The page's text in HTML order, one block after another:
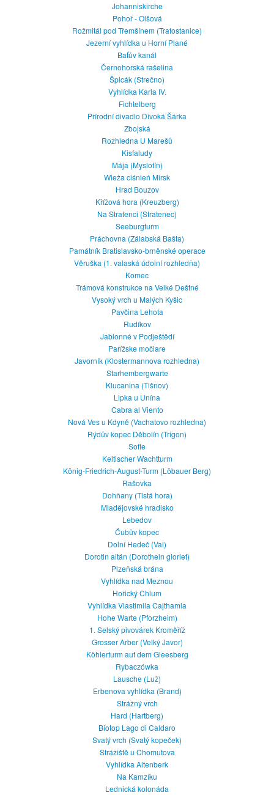
Johanniskirche
Pohoř - Olšová
Rožmitál pod Třemšínem (Trafostanice)
Jezerní vyhlídka u Horní Plané
Baťův kanál
Černohorská rašelina
Špicák (Strečno)
Vyhlídka Karla IV.
Fichtelberg
Přírodní divadlo Divoká Šárka
Zbojská
Rozhledna U Marešů
Kisfaludy
Mája (Myslotín)
Wieża ciśnień Mirsk
Hrad Bouzov
Křížová hora (Kreuzberg)
Na Stratenci (Stratenec)
Seeburgturm
Práchovna (Zálabská Bašta)
Památník Bratislavsko-brněnské operace
Věruška (1. valaská údolní rozhledňa)
Komec
Trámová konstrukce na Velké Deštné
Vysoký vrch u Malých Kyšic
Pavčina Lehota
Rudíkov
Jablonné v Podještědí
Parížske močiare
Javorník (Klostermannova rozhledna)
Starhembergwarte
Klucanina (Tišnov)
Lipka u Unína
Cabra al Viento
Nová Ves u Kdyně (Vachatovo rozhledna)
Rýdův kopec Děbolín (Trigon)
Sofie
Keltischer Wachtturm
König-Friedrich-August-Turm (Löbauer Berg)
Rašovka
Dohňany (Tlstá hora)
Mladějovské hradisko
Lebedov
Čubův kopec
Dolní Hedeč‏ (Val)
Dorotin altán (Dorothein gloriet)
Plzeňská brána
Vyhlídka nad Meznou
Hořický Chlum
Vyhlídka Vlastimila Cajthamla
Hohe Warte (Pforzheim)
1. Selský pivovárek Kroměříž
Grosser Arber (Velký Javor)
Köhlerturm auf dem Gleesberg
Rybaczówka
Lausche (Luž)
Erbenova vyhlídka (Brand)
Strážný vrch
Hard (Hartberg)
Biotop Lago di Caldaro
Svatý vrch (Svatý kopeček)
Strážiště u Chomutova
Vyhlídka Altenberk
Na Kamzíku
Lednická kolonáda